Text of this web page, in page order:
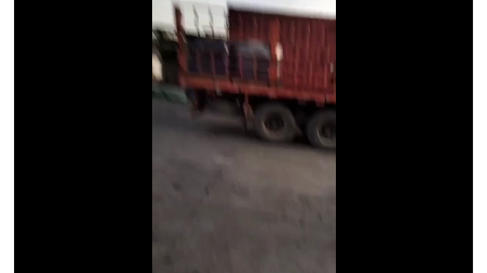
26+32号化妆级白油 46+68号化妆级白油